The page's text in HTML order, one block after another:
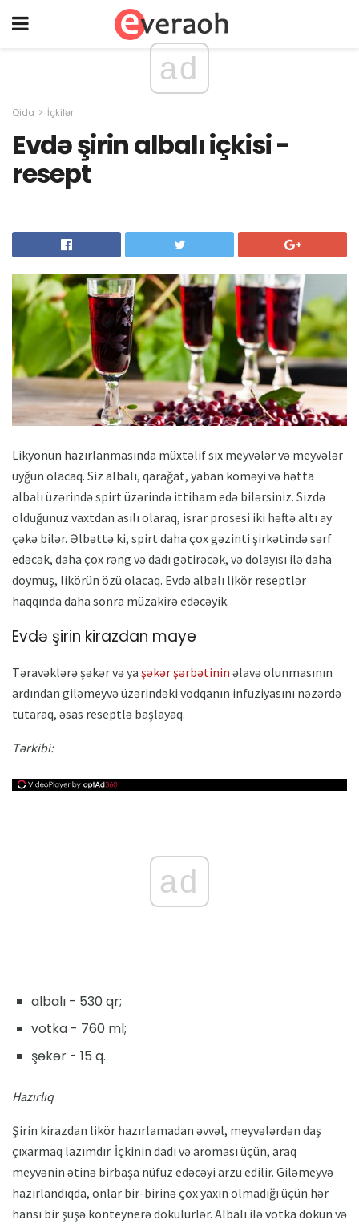
ad
Qida İçkilər
Evdə şirin albalı içkisi -
resept
Likyonun hazırlanmasında müxtəlif sıx meyvələr və meyvələr
uyğun olacaq. Siz albalı, qarağat, yaban köməyi və hətta
albalı üzərində spirt üzərində ittiham edə bilərsiniz. Sizdə
olduğunuz vaxtdan asılı olaraq, israr prosesi iki həftə altı ay
çəkə bilər. Əlbəttə ki, spirt daha çox gəzinti şirkətində sərf
edəcək, daha çox rəng və dadı gətirəcək, və dolayısı ilə daha
doymuş, likörün özü olacaq. Evdə albalı likör reseptlər
haqqında daha sonra müzakirə edəcəyik.
Evdə şirin kirazdan maye
Təravəklərə şəkər və ya şəkər şərbətinin əlavə olunmasının
ardından giləmeyvə üzərindəki vodqanın infuziyasını nəzərdə
tutaraq, əsas reseptlə başlayaq.
Tərkibi:
ad
albalı - 530 qr;
votka - 760 ml;
şəkər - 15 q.
Hazırlıq
Şirin kirazdan likör hazırlamadan əvvəl, meyvələrdən daş
çıxarmaq lazımdır. İçkinin dadı və aroması üçün, araq
meyvənin ətinə birbaşa nüfuz edəcəyi arzu edilir. Giləmeyvə
hazırlandıqda, onlar bir-birinə çox yaxın olmadığı üçün hər
hansı bir şüşə konteynerə dökülürlər. Albalı ilə votka dökün və